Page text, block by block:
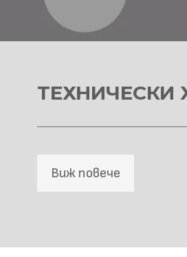
ТЕХНИЧЕСКИ
Виж повече